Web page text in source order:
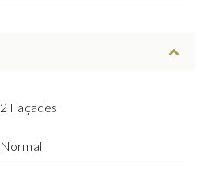
2 Façades
Normal